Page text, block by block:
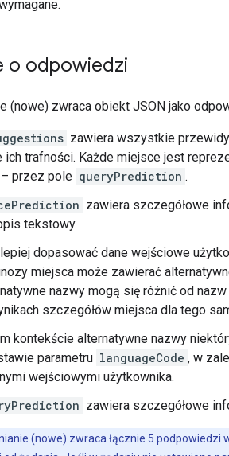
o odpowiedzi
(nowe) zwraca obiekt JSON jako
zawiera wszystkie
ich trafności. Każde miejsce jest
przez pole queryPrediction .
zawiera szczegółowe
tekstowy.
dopasować dane wejściowe
miejsca może zawierać
nazwy mogą się różnić od
szczegółów miejsca dla tego
kontekście alternatywne nazwy
parametru languageCode , w
wejściowymi użytkownika.
zawiera szczegółowe
(nowe) zwraca łącznie 5 podpowiedzi